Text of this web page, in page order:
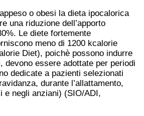
o obesi la dieta ipocalorica
una riduzione dell’apporto
Le diete fortemente
meno di 1200 kcalorie
Diet), poichè possono indurre
devono essere adottate per periodi
dedicate a pazienti selezionati
durante l’allattamento,
e negli anziani) (SIO/ADI,